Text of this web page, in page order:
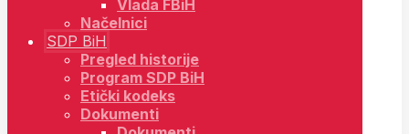
Vlada FBiH
Načelnici
SDP BiH
Pregled historije
Program SDP BiH
Etički kodeks
Dokumenti